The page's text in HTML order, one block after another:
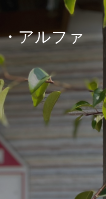
アルファ